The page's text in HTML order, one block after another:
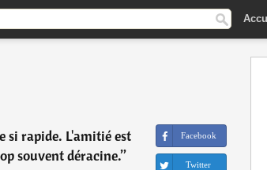
si rapide. L'amitié est
souvent déracine.”
Facebook
Twitter